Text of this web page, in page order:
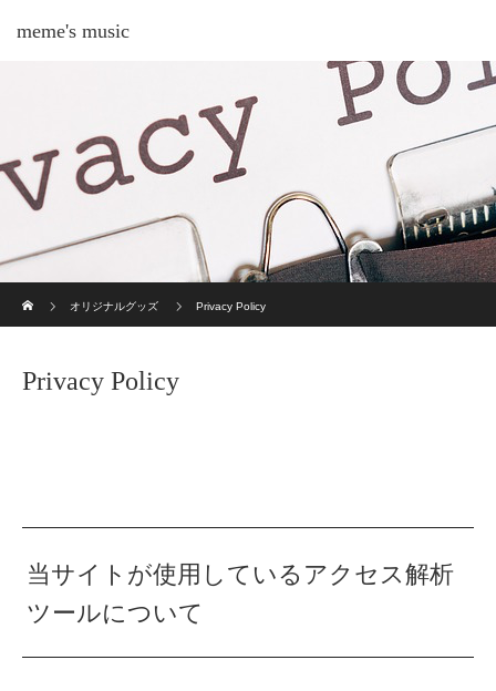
meme's music
オリジナルグッズ
Privacy Policy
Privacy Policy
当サイトが使用しているアクセス解析
ツールについて